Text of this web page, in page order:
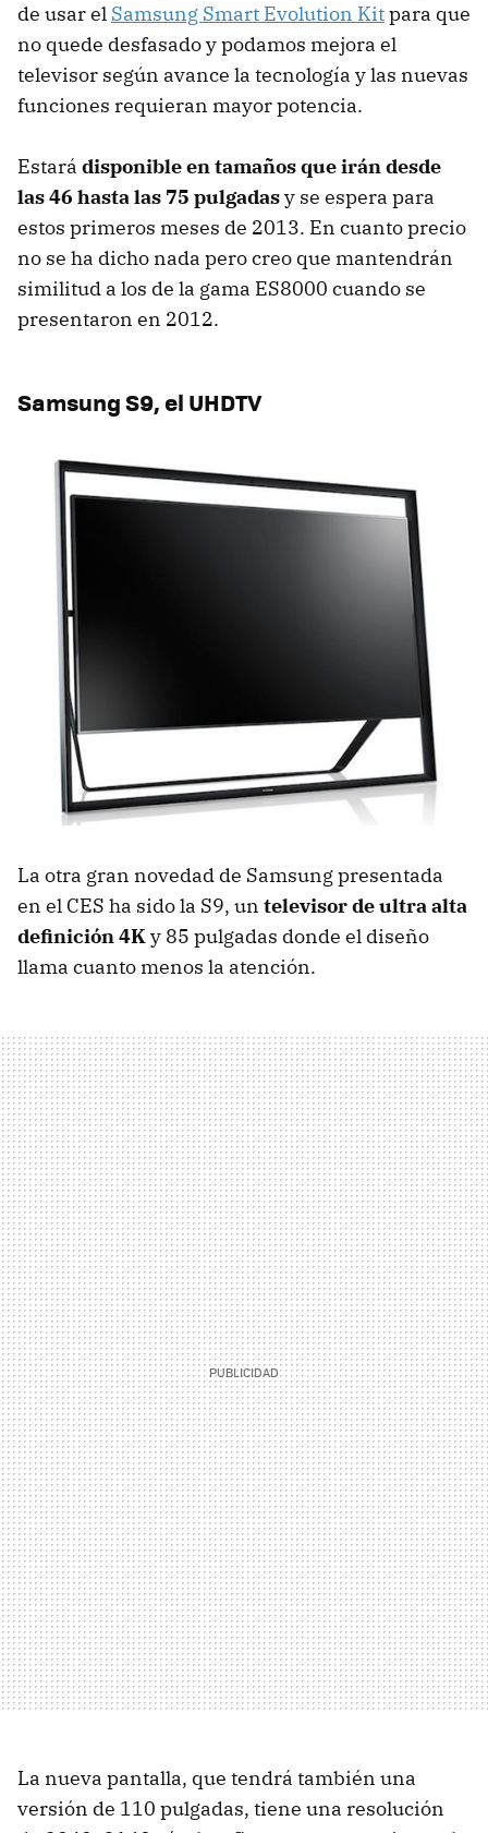
de usar el Samsung Smart Evolution Kitpara que
no quede desfasado y podamos mejora el
televisor según avance la tecnología y las nuevas
funciones requieran mayor potencia.
Estará disponible en tamaños que irán desde
las 46 hasta las 75 pulgadasy se espera para
estos primeros meses de 2013. En cuanto precio
no se ha dicho nada pero creo que mantendrán
similitud a los de la gama ES8000 cuando se
presentaron en 2012.
Samsung S9, el UHDTV
La otra gran novedad de Samsung presentada
en el CES ha sido la S9, un televisor de ultra alta
definición 4Ky 85 pulgadas donde el diseño
llama cuanto menos la atención.
La nueva pantalla, que tendrá también una
versión de 110 pulgadas, tiene una resolución